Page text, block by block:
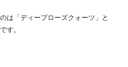
は「ディープローズクォーツ」と
す。